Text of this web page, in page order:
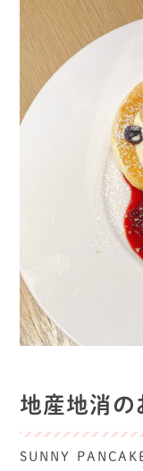
地産地消の
SUNNY